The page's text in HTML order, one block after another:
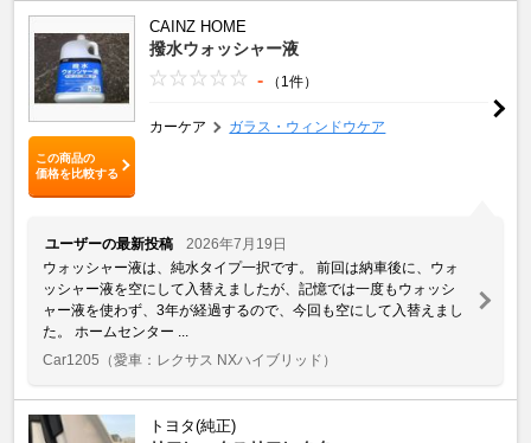
この商品の
価格を比較する
CAINZ HOME
撥水ウォッシャー液
- （1件）
カーケア ガラス・ウィンドウケア
ユーザーの最新投稿
2026年7月19日
ウォッシャー液は、純水タイプ一択です。 前回は納車後に、ウォ
ッシャー液を空にして入替えましたが、記憶では一度もウォッシ
ャー液を使わず、3年が経過するので、今回も空にして入替えまし
た。 ホームセンター ...
Car1205 （愛車：レクサス NXハイブリッド）
トヨタ(純正)